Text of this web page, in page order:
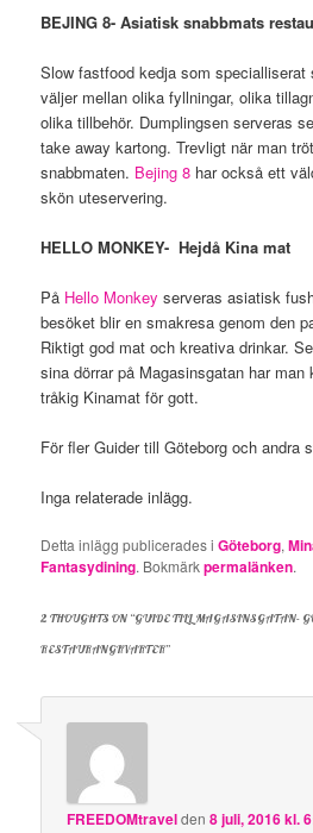
BEJING 8- Asiatisk snabbmats
Slow fastfood kedja som specialliserat
väljer mellan olika fyllningar, olika
olika tillbehör. Dumplingsen serveras
take away kartong. Trevligt när man
snabbmaten. Bejing 8 har också ett
skön uteservering.
HELLO MONKEY- Hejdå Kina mat
På Hello Monkey serveras asiatisk
besöket blir en smakresa genom den
Riktigt god mat och kreativa drinkar.
sina dörrar på Magasinsgatan har man
tråkig Kinamat för gott.
För fler Guider till Göteborg och andra
Inga relaterade inlägg.
Detta inlägg publicerades iGöteborg,
Fantasydining. Bokmärkpermalänken.
2 THOUGHTS ON “GUIDE TILL MAGASINSGATAN-
RESTAURANGKVARTER”
FREEDOMtravelden8 juli, 2016 kl.